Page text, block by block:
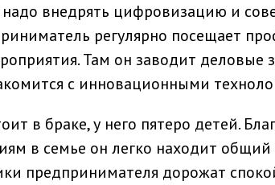
внедрять цифровизацию и
регулярно посещает
Там он заводит деловые
с инновационными
в браке, у него пятеро детей.
в семье он легко находит общий
предпринимателя дорожат